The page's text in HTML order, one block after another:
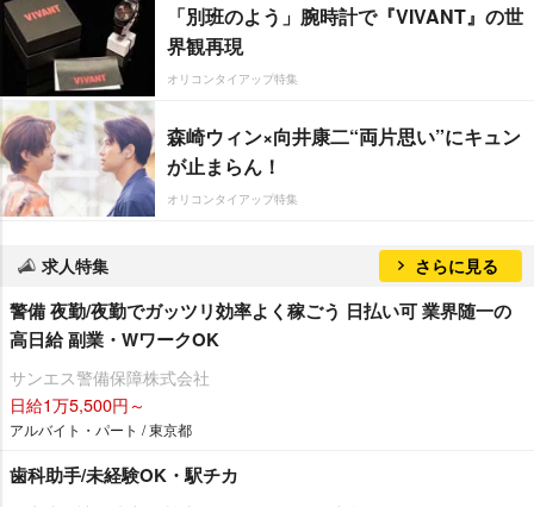
「別班のよう」腕時計で『VIVANT』の世
界観再現
オリコンタイアップ特集
森崎ウィン×向井康二“両片思い”にキュン
が止まらん！
オリコンタイアップ特集
求人特集 さらに見る
警備 夜勤/夜勤でガッツリ効率よく稼ごう 日払い可 業界随一の
高日給 副業・WワークOK
サンエス警備保障株式会社
日給1万5,500円～
アルバイト・パート / 東京都
歯科助手/未経験OK・駅チカ